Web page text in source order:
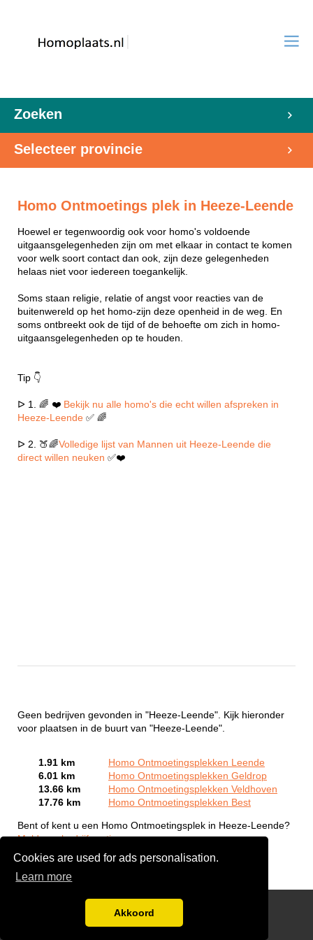
Cookies are used for ads personalisation.
Learn more
Akkoord
Zoeken
Selecteer provincie
Homo Ontmoetings plek in Heeze-Leende
Hoewel er tegenwoordig ook voor homo's voldoende
uitgaansgelegenheden zijn om met elkaar in contact te komen
voor welk soort contact dan ook, zijn deze gelegenheden
helaas niet voor iedereen toegankelijk.
Soms staan religie, relatie of angst voor reacties van de
buitenwereld op het homo-zijn deze openheid in de weg. En
soms ontbreekt ook de tijd of de behoefte om zich in homo-
uitgaansgelegenheden op te houden.
Tip 👇
ᐅ 1. 🌈 ❤️ Bekijk nu alle homo's die echt willen afspreken in
Heeze-Leende ✅ 🌈
ᐅ 2. 🍑🌈Volledige lijst van Mannen uit Heeze-Leende die
direct willen neuken ✅❤️
Geen bedrijven gevonden in "Heeze-Leende". Kijk hieronder
voor plaatsen in de buurt van "Heeze-Leende".
1.91 km
Homo Ontmoetingsplekken Leende
6.01 km
Homo Ontmoetingsplekken Geldrop
13.66 km
Homo Ontmoetingsplekken Veldhoven
17.76 km
Homo Ontmoetingsplekken Best
Bent of kent u een Homo Ontmoetingsplek in Heeze-Leende?
Meld een bedrijf gratis aan